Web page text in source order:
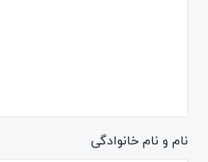
نام و نام خانوادگی